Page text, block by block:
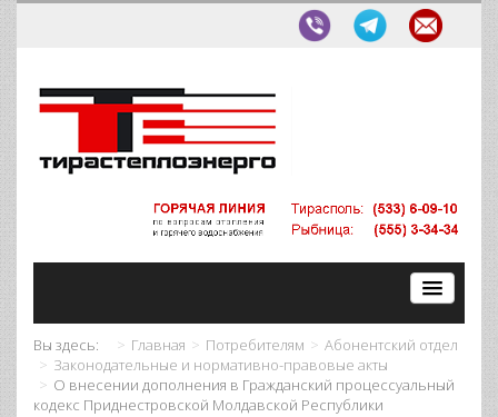
Вы здесь: Главная Потребителям
Абонентский отдел
Законодательные и нормативно-правовые акты
О внесении дополнения в Гражданский процессуальный
кодекс Приднестровской Молдавской Республики